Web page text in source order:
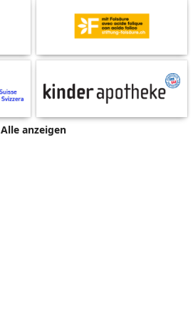
Alle anzeigen